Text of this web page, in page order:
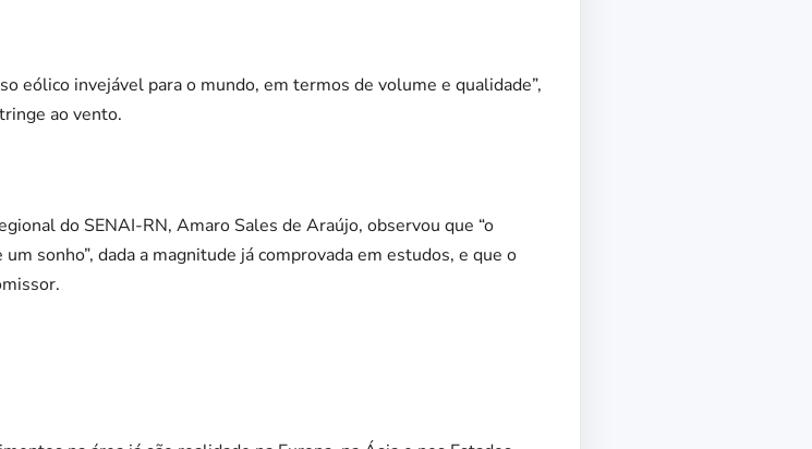
eólico invejável para o mundo, em termos de volume e qualidade”,
ao vento.
do SENAI-RN, Amaro Sales de Araújo, observou que “o
sonho”, dada a magnitude já comprovada em estudos, e que o